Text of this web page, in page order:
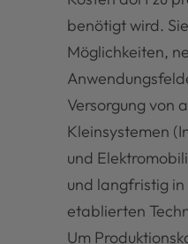
benötigt wird.
Möglichkeiten,
Versorgung von
Kleinsystemen
und
und langfristig
etablierten
Um